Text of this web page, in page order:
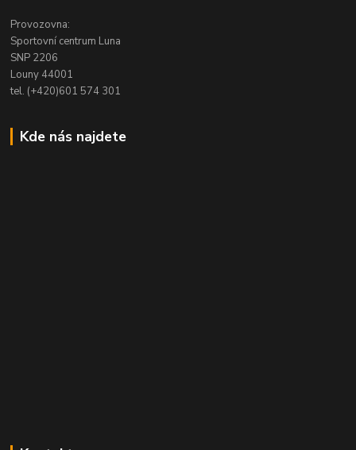
Provozovna:
Sportovní centrum Luna
SNP 2206
Louny 44001
tel. (+420)601 574 301
Kde nás najdete